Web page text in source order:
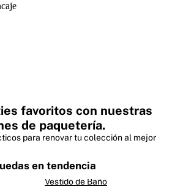
favoritos con nuestras
de paquetería.
para renovar tu colección al mejor
en tendencia
Vestido de Baño